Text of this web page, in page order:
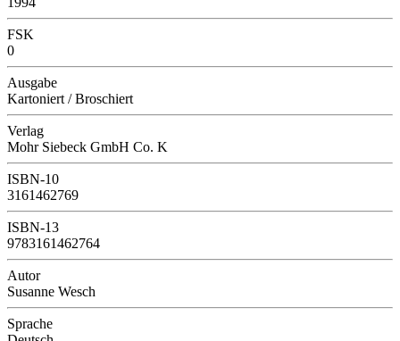
FSK
0
Ausgabe
Kartoniert / Broschiert
Verlag
Mohr Siebeck GmbH Co. K
ISBN-10
3161462769
ISBN-13
9783161462764
Autor
Susanne Wesch
Sprache